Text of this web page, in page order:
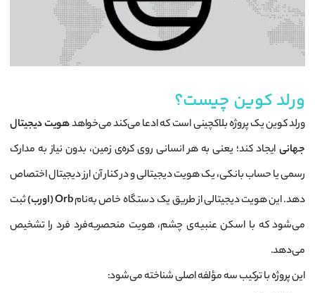
ورلد کوین چیست؟
ورلد کوین یک پروژه بلاکچینی است که ادعا می‌کند می‌خواهدهویت دیجیتال
جهانی ایجاد کند؛ یعنی به هر انسانی روی کره‌ی زمین، بدون نیاز به مدارک
رسمی یا حساب بانکی، یک هویت دیجیتالی و در کنار آن ارز دیجیتال اختصاص
دهد. این هویت دیجیتالی از طریق یک دستگاه خاص به‌نامOrb (اورب)
ثبت
می‌شود که با اسکن عنبیه‌ی چشم، هویت منحصربه‌فرد فرد را تشخیص
می‌دهد.
این پروژه با ترکیب سه مؤلفه اصلی شناخته می‌شود: